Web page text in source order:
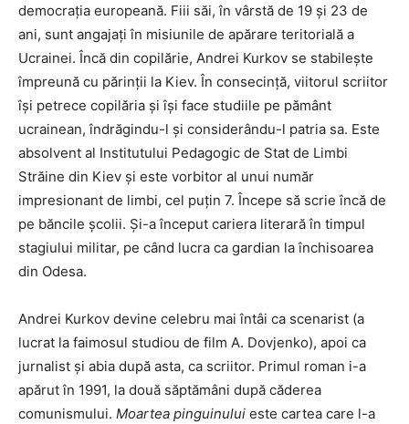
democrația europeană. Fiii săi, în vârstă de 19 şi 23 de
ani, sunt angajaţi în misiunile de apărare teritorială a
Ucrainei. Încă din copilărie, Andrei Kurkov se stabilește
împreună cu părinții la Kiev. În consecință, viitorul scriitor
își petrece copilăria și își face studiile pe pământ
ucrainean, îndrăgindu-l și considerându-l patria sa. Este
absolvent al Institutului Pedagogic de Stat de Limbi
Străine din Kiev și este vorbitor al unui număr
impresionant de limbi, cel puțin 7. Începe să scrie încă de
pe băncile școlii. Şi-a început cariera literară în timpul
stagiului militar, pe când lucra ca gardian la închisoarea
din Odesa.
Andrei Kurkov devine celebru mai întâi ca scenarist (a
lucrat la faimosul studiou de film A. Dovjenko), apoi ca
jurnalist și abia după asta, ca scriitor. Primul roman i-a
apărut în 1991, la două săptămâni după căderea
comunismului. Moartea pinguinului este cartea care l-a